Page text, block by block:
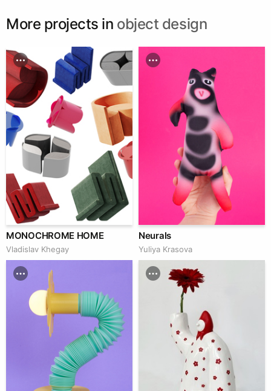
More projects in object design
MONOCHROME HOME
Vladislav Khegay
Neurals
Yuliya Krasova